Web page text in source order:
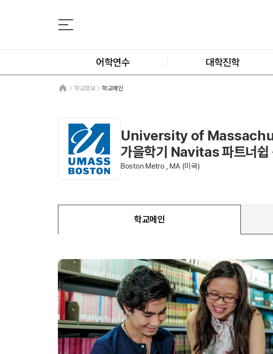
어학연수 대학진학
학교정보 학교메인
University of
가을학기 Navitas 파트너쉽
Boston Metro , MA (미국)
학교메인